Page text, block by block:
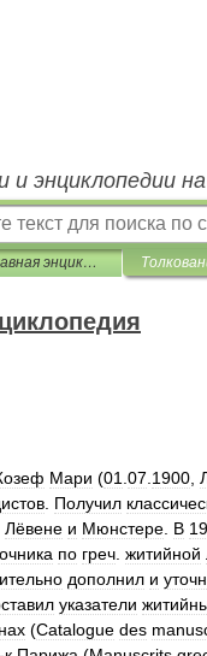
и энциклопедии
Православная энциклопедия
Мари (01 07 1900
Получил
Лёвене и Мюнстере В
по греч житийной
дополнил и
указатели
(Catalogue des